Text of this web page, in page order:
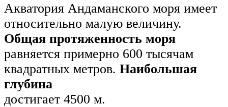
Акватория Андаманского моря имеет
относительно малую величину.
Общая протяженность моря
равняется примерно 600 тысячам
квадратных метров. Наибольшая
глубина
достигает 4500 м.